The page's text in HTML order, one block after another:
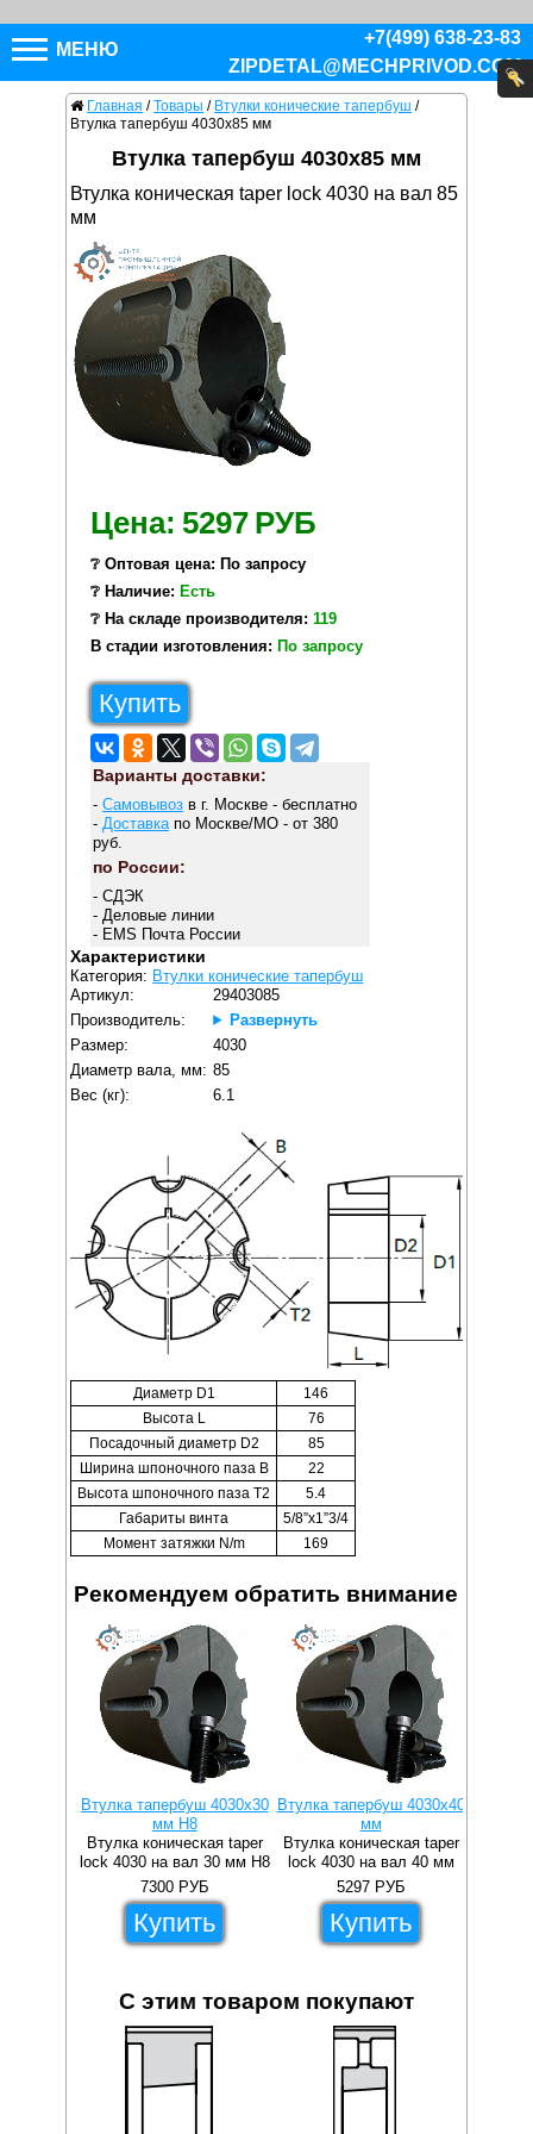
МЕНЮ
+7(499) 638-23-83
ZIPDETAL@MECHPRIVOD.COM
Главная / Товары / Втулки конические тапербуш /
Втулка тапербуш 4030x85 мм
Втулка тапербуш 4030x85 мм
Втулка коническая taper lock 4030 на вал 85
мм
Цена: 5297 РУБ
❔ Оптовая цена: По запросу
❔ Наличие: Есть
❔ На складе производителя: 119
В стадии изготовления: По запросу
Купить
Варианты доставки:
- Самовывозв г. Москве - бесплатно
- Доставкапо Москве/МО - от 380
руб.
по России:
- СДЭК
- Деловые линии
- EMS Почта России
Характеристики
Категория: Втулки конические тапербуш
Артикул:
29403085
Производитель:
Развернуть
Размер:
4030
Диаметр вала, мм: 85
Вес (кг):
6.1
Диаметр D1
146
Высота L
76
Посадочный диаметр D2
85
Ширина шпоночного паза B
22
Высота шпоночного паза T2
5.4
Габариты винта
5/8”x1”3/4
Момент затяжки N/m
169
Рекомендуем обратить внимание
Втулка тапербуш 4030x30
мм H8
Втулка коническая taper
lock 4030 на вал 30 мм H8
7300 РУБ
Купить
Втулка тапербуш 4030x40
мм
Втулка коническая taper
lock 4030 на вал 40 мм
5297 РУБ
Купить
С этим товаром покупают